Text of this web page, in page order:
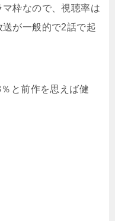
枠なので、視聴率は
が一般的で2話で起
と前作を思えば健